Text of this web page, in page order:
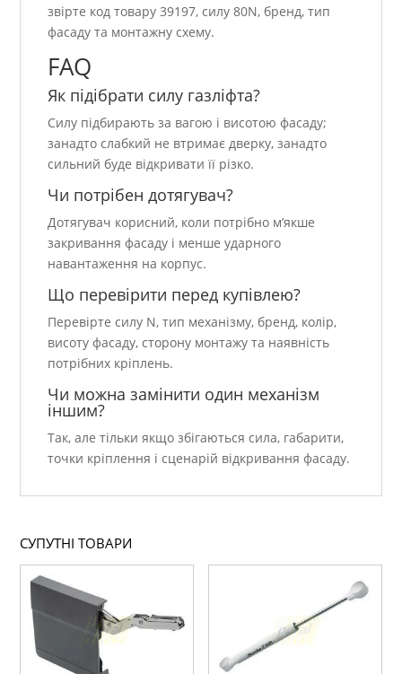
звірте код товару 39197, силу 80N, бренд, тип
фасаду та монтажну схему.
FAQ
Як підібрати силу газліфта?
Силу підбирають за вагою і висотою фасаду;
занадто слабкий не втримає дверку, занадто
сильний буде відкривати її різко.
Чи потрібен дотягувач?
Дотягувач корисний, коли потрібно м’якше
закривання фасаду і менше ударного
навантаження на корпус.
Що перевірити перед купівлею?
Перевірте силу N, тип механізму, бренд, колір,
висоту фасаду, сторону монтажу та наявність
потрібних кріплень.
Чи можна замінити один механізм
іншим?
Так, але тільки якщо збігаються сила, габарити,
точки кріплення і сценарій відкривання фасаду.
СУПУТНІ ТОВАРИ